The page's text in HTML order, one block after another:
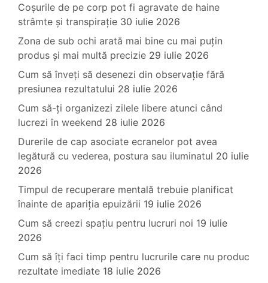
Coșurile de pe corp pot fi agravate de haine
strâmte și transpirație 30 iulie 2026
Zona de sub ochi arată mai bine cu mai puțin
produs și mai multă precizie 29 iulie 2026
Cum să înveți să desenezi din observație fără
presiunea rezultatului 28 iulie 2026
Cum să-ți organizezi zilele libere atunci când
lucrezi în weekend 28 iulie 2026
Durerile de cap asociate ecranelor pot avea
legătură cu vederea, postura sau iluminatul 20 iulie
2026
Timpul de recuperare mentală trebuie planificat
înainte de apariția epuizării 19 iulie 2026
Cum să creezi spațiu pentru lucruri noi 19 iulie
2026
Cum să îți faci timp pentru lucrurile care nu produc
rezultate imediate 18 iulie 2026